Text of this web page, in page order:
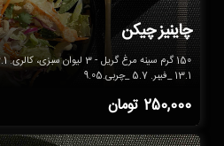
چاینیز چیکن
13.1 _فیبر. 5.7 _چربی.9.05
250,000 تومان